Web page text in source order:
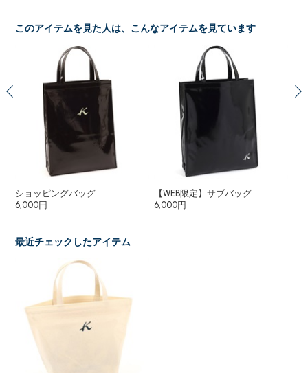
このアイテムを見た人は、こんなアイテムを見ています
ショッピングバッグ
6,000円
【WEB限定】サブバッグ
6,000円
最近チェックしたアイテム